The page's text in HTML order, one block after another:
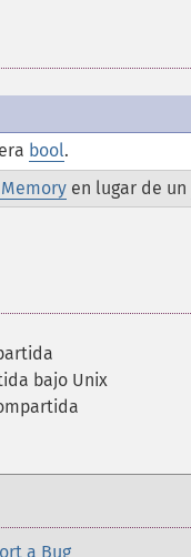
bool.
en lugar de un
bajo Unix
a Bug